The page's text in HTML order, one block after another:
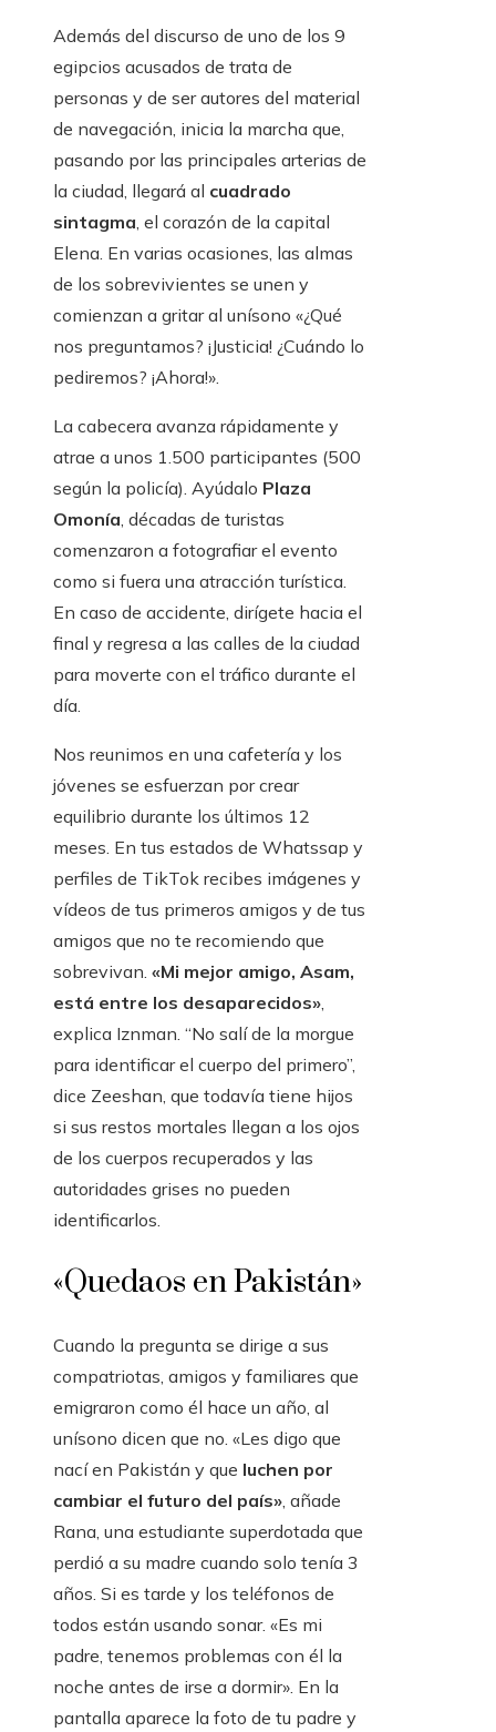
Además del discurso de uno de los 9
egipcios acusados ​​de trata de
personas y de ser autores del material
de navegación, inicia la marcha que,
pasando por las principales arterias de
la ciudad, llegará al cuadrado
sintagma, el corazón de la capital
Elena. En varias ocasiones, las almas
de los sobrevivientes se unen y
comienzan a gritar al unísono «¿Qué
nos preguntamos? ¡Justicia! ¿Cuándo lo
pediremos? ¡Ahora!».
La cabecera avanza rápidamente y
atrae a unos 1.500 participantes (500
según la policía). Ayúdalo Plaza
Omonía, décadas de turistas
comenzaron a fotografiar el evento
como si fuera una atracción turística.
En caso de accidente, dirígete hacia el
final y regresa a las calles de la ciudad
para moverte con el tráfico durante el
día.
Nos reunimos en una cafetería y los
jóvenes se esfuerzan por crear
equilibrio durante los últimos 12
meses. En tus estados de Whatssap y
perfiles de TikTok recibes imágenes y
vídeos de tus primeros amigos y de tus
amigos que no te recomiendo que
sobrevivan. «Mi mejor amigo, Asam,
está entre los desaparecidos»,
explica Iznman. “No salí de la morgue
para identificar el cuerpo del primero”,
dice Zeeshan, que todavía tiene hijos
si sus restos mortales llegan a los ojos
de los cuerpos recuperados y las
autoridades grises no pueden
identificarlos.
«Quedaos en Pakistán»
Cuando la pregunta se dirige a sus
compatriotas, amigos y familiares que
emigraron como él hace un año, al
unísono dicen que no. «Les digo que
nací en Pakistán y que luchen por
cambiar el futuro del país», añade
Rana, una estudiante superdotada que
perdió a su madre cuando solo tenía 3
años. Si es tarde y los teléfonos de
todos están usando sonar. «Es mi
padre, tenemos problemas con él la
noche antes de irse a dormir». En la
pantalla aparece la foto de tu padre y